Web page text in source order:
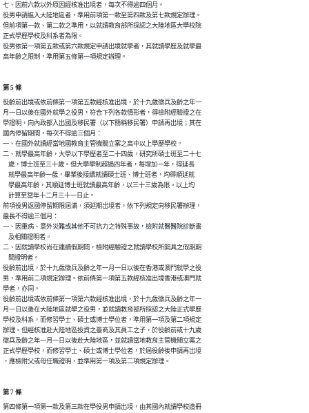
七、因前六款以外原因經核准出境者，每次不得逾四個月。
役男申請進入大陸地區者，準用前項第一款至第四款及第七款規定辦理。
但前項第一款、第二款之準用，以就讀教育部所採認之大陸地區大學校院
正式學歷學校及科系者為限。
役男依第一項第五款或第六款規定申請出境就學者，其就讀學歷及就學最
高年齡之限制，準用第五條第一項規定辦理。
第 5 條
役齡前出境或依前條第一項第五款經核准出境，於十九歲徵兵及齡之年一
月一日以後在國外就學之役男，符合下列各款情形者，得檢附經驗證之在
學證明，向內政部入出國及移民署（以下簡稱移民署）申請再出境；其在
國內停留期間，每次不得逾三個月：
一、在國外就讀經當地國教育主管機關立案之高中以上學歷學校。
二、就學最高年齡，大學以下學歷者至二十四歲，研究所碩士班至二十七
    歲，博士班至三十歲。但大學學制超過四年者，每增加一年，得延長
    就學最高年齡一歲，畢業後接續就讀碩士班、博士班者，均得順延就
    學最高年齡，其順延博士班就讀最高年齡，以三十三歲為限。以上均
    計算至當年十二月三十一日止。
前項役男返國停留期限屆滿，須延期出境者，依下列規定向移民署辦理，
最長不得逾三個月：
一、因重病、意外災難或其他不可抗力之特殊事故，檢附就醫醫院診斷書
    及相關證明者。
二、因就讀學校尚在連續假期間，檢附經驗證之就讀學校所開具之假期期
    間證明者。
役齡前出境，於十九歲徵兵及齡之年一月一日以後在香港或澳門就學之役
男，準用前二項規定辦理。依前條第一項第五款經核准出境香港或澳門就
學者，亦同。
役齡前出境或依前條第一項第六款經核准出境，於十九歲徵兵及齡之年一
月一日以後在大陸地區就學之役男，並就讀教育部所採認之大陸正式學歷
學校及科系，而修習學士、碩士或博士學位者，準用第一項及第二項規定
辦理。但經核准赴大陸地區投資之臺商及其員工之子，於役齡前或十九歲
徵兵及齡之年一月一日以後赴大陸地區，並就讀當地教育主管機關立案之
正式學歷學校，而修習學士、碩士或博士學位者，於屆役齡後申請再出境
，應檢附父或母任職證明，並準用第一項及第二項規定辦理。
第 7 條
第四條第一項第一款及第三款在學役男申請出境，由其國內就讀學校造冊